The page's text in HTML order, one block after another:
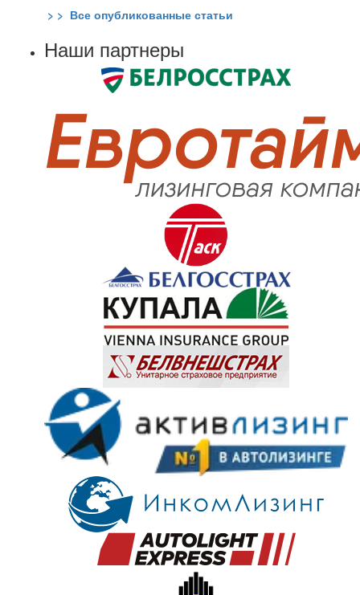
> > Все опубликованные статьи
Наши партнеры